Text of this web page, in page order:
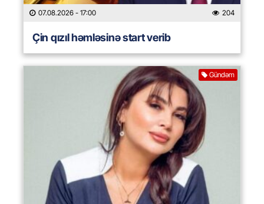
07.08.2026 - 17:00 204
Çin qızıl həmləsinə start verib
Gündəm